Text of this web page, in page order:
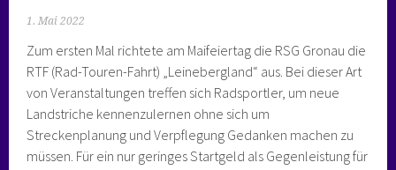
1. Mai 2022
Zum ersten Mal richtete am Maifeiertag die RSG Gronau die
RTF (Rad-Touren-Fahrt) „Leinebergland“ aus. Bei dieser Art
von Veranstaltungen treffen sich Radsportler, um neue
Landstriche kennenzulernen ohne sich um
Streckenplanung und Verpflegung Gedanken machen zu
müssen. Für ein nur geringes Startgeld als Gegenleistung für